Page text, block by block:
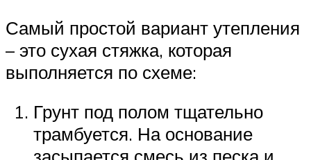
Самый простой вариант утепления
– это сухая стяжка, которая
выполняется по схеме:
Грунт под полом тщательно
трамбуется. На основание